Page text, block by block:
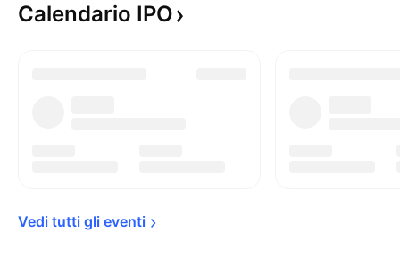
Calendario IPO
Vedi tutti gli eventi